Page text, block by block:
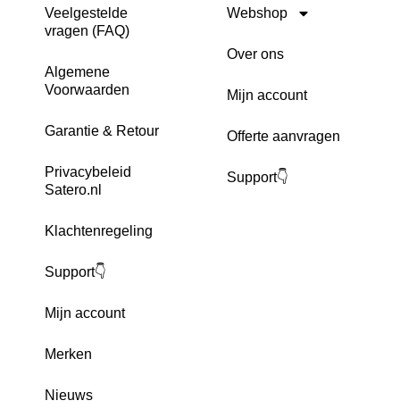
Veelgestelde
vragen (FAQ)
Algemene
Voorwaarden
Garantie & Retour
Privacybeleid
Satero.nl
Klachtenregeling
Support👇
Mijn account
Merken
Nieuws
Webshop
Over ons
Mijn account
Offerte aanvragen
Support👇